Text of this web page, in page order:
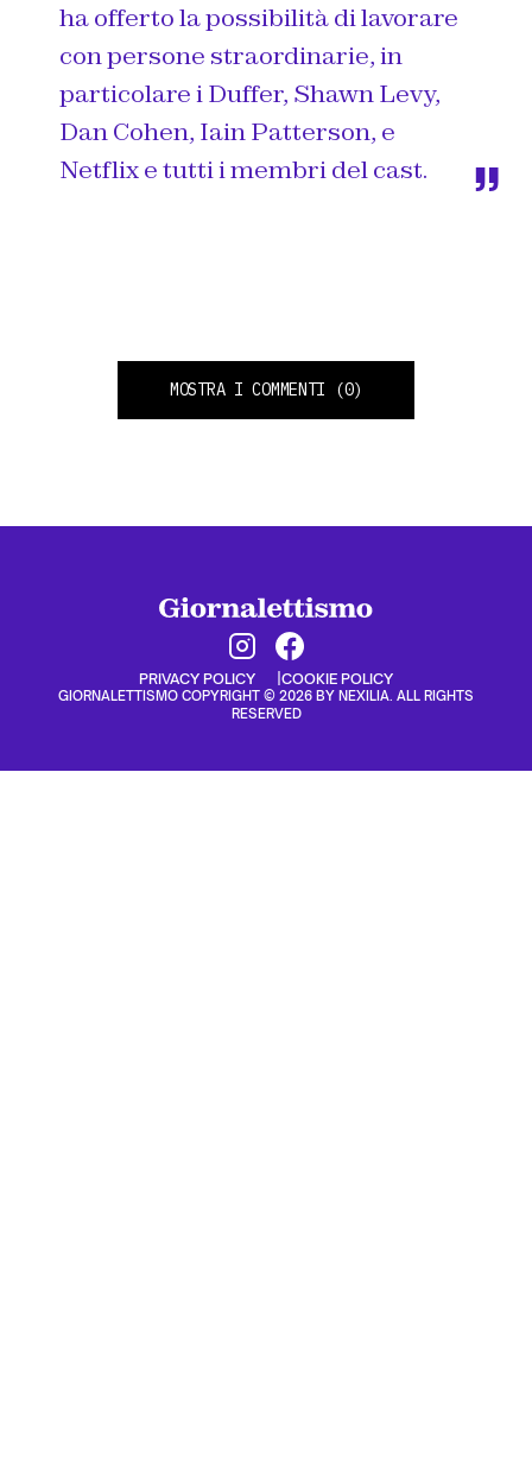
ha offerto la possibilità di lavorare
con persone straordinarie, in
particolare i Duffer, Shawn Levy,
Dan Cohen, Iain Patterson, e
Netflix e tutti i membri del cast.
MOSTRA I COMMENTI (0)
PRIVACY POLICY COOKIE POLICY
GIORNALETTISMO COPYRIGHT © 2026 BY NEXILIA. ALL RIGHTS
RESERVED